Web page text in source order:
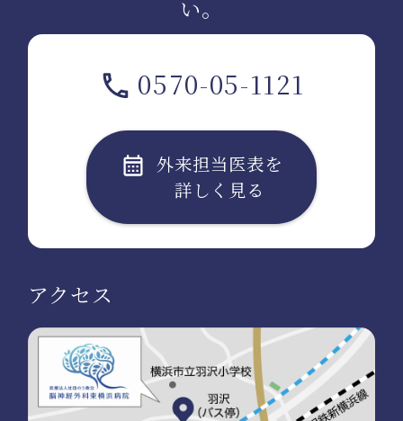
い。
0570-05-1121
外来担当医表を
詳しく見る
アクセス